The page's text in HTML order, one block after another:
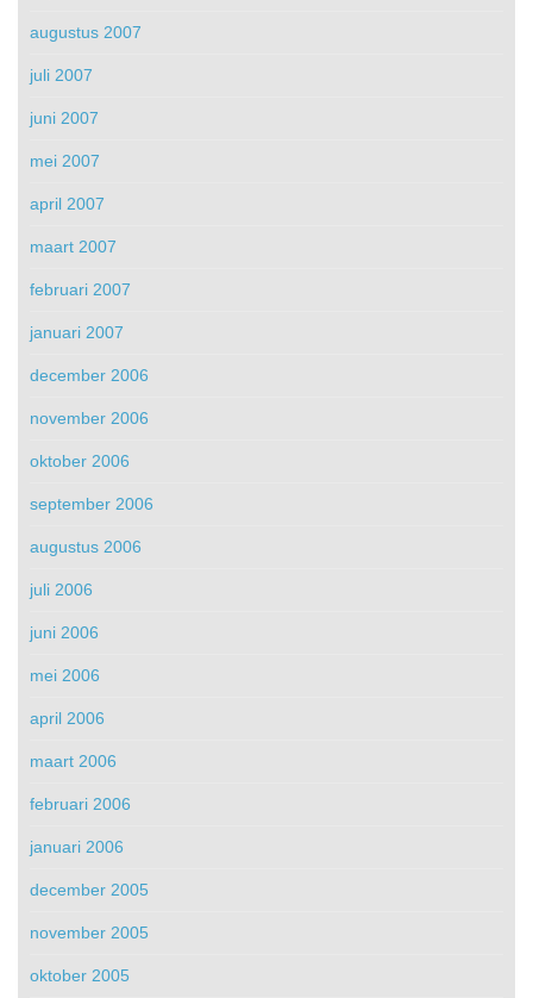
augustus 2007
juli 2007
juni 2007
mei 2007
april 2007
maart 2007
februari 2007
januari 2007
december 2006
november 2006
oktober 2006
september 2006
augustus 2006
juli 2006
juni 2006
mei 2006
april 2006
maart 2006
februari 2006
januari 2006
december 2005
november 2005
oktober 2005